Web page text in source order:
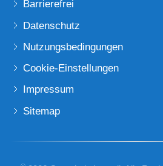
Barrierefrei
Datenschutz
Nutzungsbedingungen
Cookie-Einstellungen
Impressum
Sitemap